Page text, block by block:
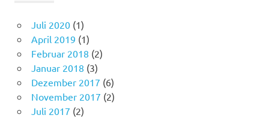
Juli 2020(1)
April 2019 (1)
Februar 2018 (2)
Januar 2018 (3)
Dezember 2017 (6)
November 2017 (2)
Juli 2017 (2)